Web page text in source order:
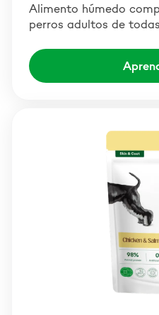
Alimento húmedo
perros adultos de